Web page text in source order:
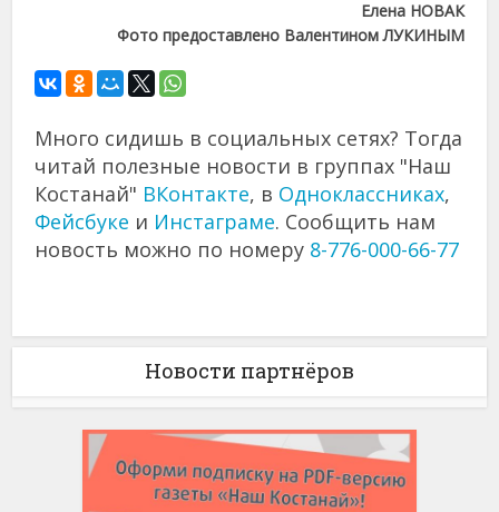
Елена НОВАК
Фото предоставлено Валентином ЛУКИНЫМ
Много сидишь в социальных сетях? Тогда
читай полезные новости в группах "Наш
Костанай" ВКонтакте, в Одноклассниках,
Фейсбуке и Инстаграме. Сообщить нам
новость можно по номеру 8-776-000-66-77
Новости партнёров